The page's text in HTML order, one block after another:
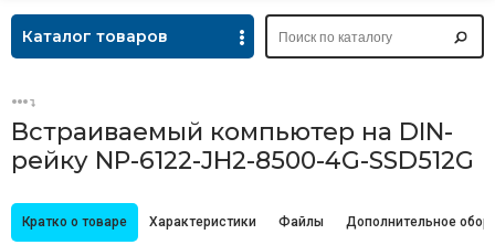
Каталог товаров
Встраиваемый компьютер на DIN-
рейку NP-6122-JH2-8500-4G-SSD512G
Кратко о товаре Характеристики Файлы Дополнительное